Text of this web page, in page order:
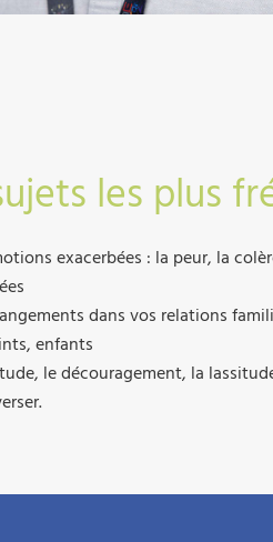
les plus
exacerbées : la peur, la
dans vos relations
enfants
le découragement, la